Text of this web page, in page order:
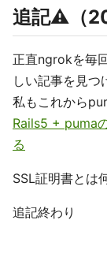
追記⚠️（
正直ngrokを毎
しい記事を見つ
私もこれから
Rails5 + puma
る
SSL証明書とは
追記終わり